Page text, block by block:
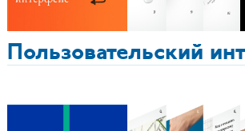
Пользовательский